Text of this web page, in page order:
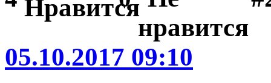
05.10.2017 09:10